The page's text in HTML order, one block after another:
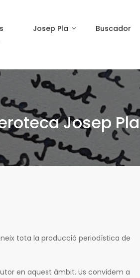
Josep Pla Buscador
Josep Pla
tota la producció periodística de
en aquest àmbit. Us convidem a